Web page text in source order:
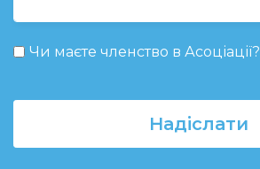
Чи маєте членство в Асоціації?
Надіслати